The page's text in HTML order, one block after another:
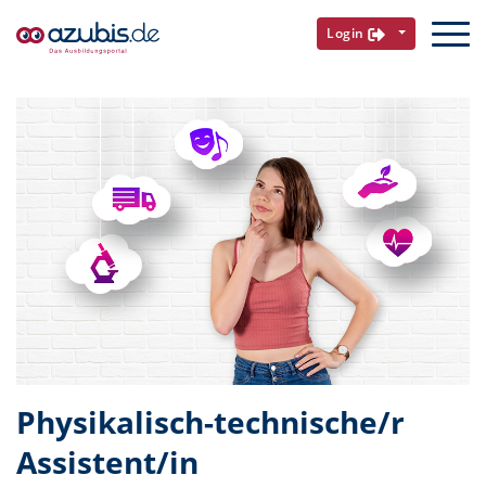
Login
Physikalisch-technische/r
Assistent/in